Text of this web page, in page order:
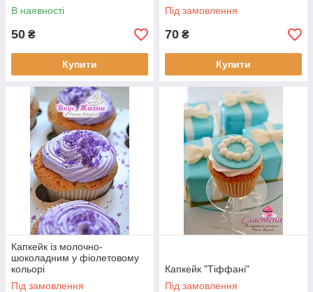
В наявності
50 ₴
Купити
Під замовлення
70 ₴
Купити
Капкейк із молочно-
шоколадним у фіолетовому
кольорі
Під замовлення
Капкейк "Тіффані"
Під замовлення